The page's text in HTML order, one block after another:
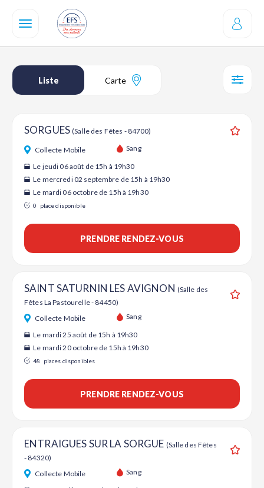
contenu
Liste Carte
SORGUES(Salle des Fêtes - 84700)
Collecte Mobile Sang
Le jeudi 06 août de 15h à 19h30
Le mercredi 02 septembre de 15h à 19h30
Le mardi 06 octobre de 15h à 19h30
0 place disponible
PRENDRE RENDEZ-VOUS
SAINT SATURNIN LES AVIGNON (Salle des
Fêtes La Pastourelle - 84450)
Collecte Mobile Sang
Le mardi 25 août de 15h à 19h30
Le mardi 20 octobre de 15h à 19h30
48 places disponibles
PRENDRE RENDEZ-VOUS
ENTRAIGUES SUR LA SORGUE (Salle des Fêtes
- 84320)
Collecte Mobile Sang